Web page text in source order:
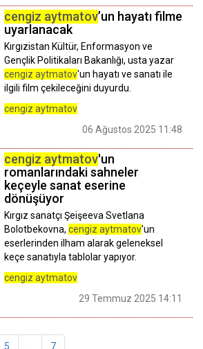
cengiz aytmatov’un hayatı filme
uyarlanacak
Kırgızistan Kültür, Enformasyon ve
Gençlik Politikaları Bakanlığı, usta yazar
cengiz aytmatov'un hayatı ve sanatı ile
ilgili film çekileceğini duyurdu.
cengiz aytmatov
06 Ağustos 2025 11:48
cengiz aytmatov'un
romanlarındaki sahneler
keçeyle sanat eserine
dönüşüyor
Kırgız sanatçı Şeişeeva Svetlana
Bolotbekovna, cengiz aytmatov'un
eserlerinden ilham alarak geleneksel
keçe sanatıyla tablolar yapıyor.
cengiz aytmatov
29 Temmuz 2025 14:11
5 7